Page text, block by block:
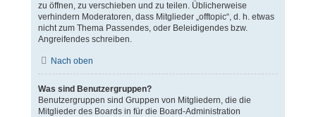
zu öffnen, zu verschieben und zu teilen. Üblicherweise
verhindern Moderatoren, dass Mitglieder „offtopic“, d. h. etwas
nicht zum Thema Passendes, oder Beleidigendes bzw.
Angreifendes schreiben.
Nach oben
Was sind Benutzergruppen?
Benutzergruppen sind Gruppen von Mitgliedern, die die
Mitglieder des Boards in für die Board-Administration